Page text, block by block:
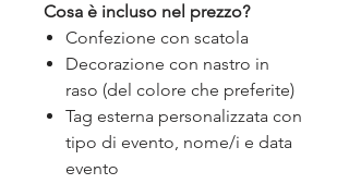
Cosa è incluso nel prezzo?
Confezione con scatola
Decorazione con nastro in
raso (del colore che preferite)
Tag esterna personalizzata con
tipo di evento, nome/i e data
evento